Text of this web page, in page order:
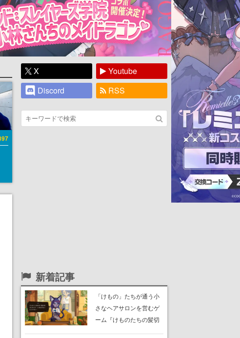
X
Youtube
Discord
RSS
新着記事
「けもの」たちが通う小
さなヘアサロンを営むゲ
ーム『けものたちの髪切